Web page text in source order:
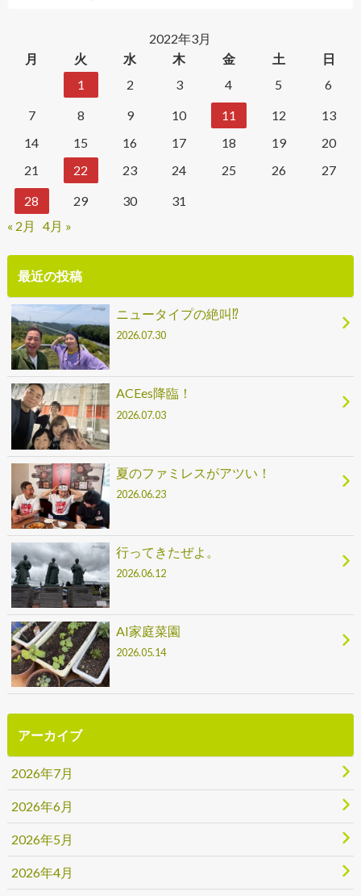
2022年3月
月
火 水 木 金 土
日
1
2 3 4 5
6
7
8 9 10 11 12
13
14
15 16 17 18 19
20
21
22 23 24 25 26
27
28
29 30
31
« 2月
4月 »
最近の投稿
ニュータイプの絶叫⁉
2026.07.30
ACEes降臨！
2026.07.03
夏のファミレスがアツい！
2026.06.23
行ってきたぜよ。
2026.06.12
AI家庭菜園
2026.05.14
アーカイブ
2026年7月
2026年6月
2026年5月
2026年4月